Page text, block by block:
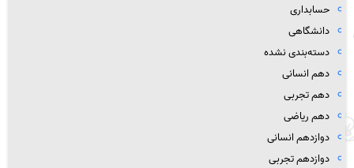
حسابداری
دانشگاهی
دسته‌بندی نشده
دهم انسانی
دهم تجربی
دهم ریاضی
دوازدهم انسانی
دوازدهم تجربی